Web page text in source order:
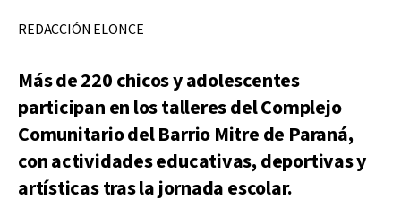
REDACCIÓN ELONCE
Más de 220 chicos y adolescentes
participan en los talleres del Complejo
Comunitario del Barrio Mitre de Paraná,
con actividades educativas, deportivas y
artísticas tras la jornada escolar.